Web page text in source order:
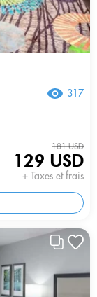
317
181 USD
129 USD
+ Taxes et frais